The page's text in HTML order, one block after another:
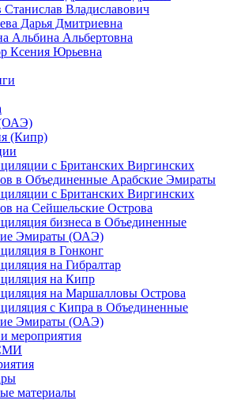
Владиславович
Дарья Дмитриевна
Альбина Альбертовна
Ксения Юрьевна
(Кипр)
с Британских Виргинских
в Объединенные Арабские Эмираты
с Британских Виргинских
на Сейшельские Острова
бизнеса в Объединенные
Эмираты (ОАЭ)
в Гонконг
на Гибралтар
на Кипр
на Маршалловы Острова
с Кипра в Объединенные
Эмираты (ОАЭ)
мероприятия
материалы